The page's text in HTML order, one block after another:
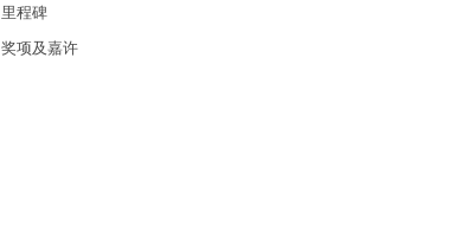
里程碑
奖项及嘉许